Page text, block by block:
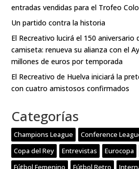
entradas vendidas para el Trofeo
Un partido contra la historia
El Recreativo lucirá el 150 aniversario
camiseta: renueva su alianza con el
millones de euros por temporada
El Recreativo de Huelva iniciará la
con cuatro amistosos confirmados
Categorías
Champions League Conference
Copa del Rey
Entrevistas Eurocopa
Fútbol Femenino
Fútbol Retro